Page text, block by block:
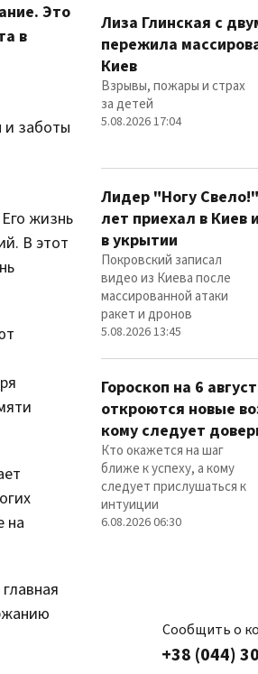
Это
в
и заботы
жизнь
В этот
на
Лиза Глинская с
пережила
Киев
Взрывы, пожары и страх
за детей
5.08.2026 17:04
Лидер "Ногу
лет приехал в Киев
в укрытии
Покровский записал
видео из Киева после
массированной атаки
ракет и дронов
5.08.2026 13:45
Гороскоп на 6
откроются новые
кому следует
Кто окажется на шаг
ближе к успеху, а кому
следует прислушаться к
интуиции
6.08.2026 06:30
Сообщить о
+38 (044)